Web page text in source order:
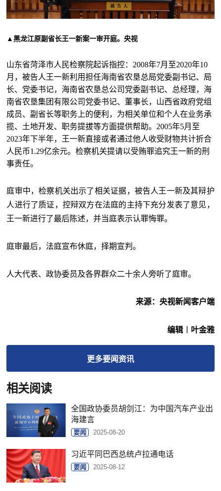
▲黑龙江原副省长王一新案一审开庭。央视
山东省菏泽市人民检察院起诉指控：2008年7月至2020年10
月，被告人王一新利用担任海南省农垦总局党委副书记、局
长、党委书记，海南省农垦总公司党委副书记、总经理，海
南省农垦集团有限公司党委书记、董事长，山西省政府党组
成员、副省长等职务上的便利，为相关单位和个人在业务承
揽、土地开发、职务提拔等方面提供帮助。2005年5月至
2023年下半年，王一新直接或者通过他人收受财物共计折合
人民币1.29亿余元。检察机关提请以受贿罪追究王一新的刑
事责任。
庭审中，检察机关出示了相关证据，被告人王一新及其辩护
人进行了质证，控辩双方在法庭的主持下充分发表了意见，
王一新进行了最后陈述，并当庭表示认罪悔罪。
庭审最后，法庭宣布休庭，择期宣判。
人大代表、政协委员及各界群众二十余人旁听了庭审。
来源：央视新闻客户端
编辑︱叶金雅
更多要闻资讯
相关阅读
全国政协委员胡剑江：为中国汽车产业出
海建言
要闻 2025-08-20
习近平同巴西总统卢拉通电话
要闻 2025-08-12